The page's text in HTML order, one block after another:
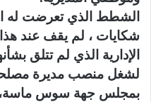
الشطط الذي تعرضت له
شكايات ، لم يقف عند
الإدارية الذي لم تتلق
لشغل منصب مديرة مصلحة
بمجلس جهة سوس ماسة،